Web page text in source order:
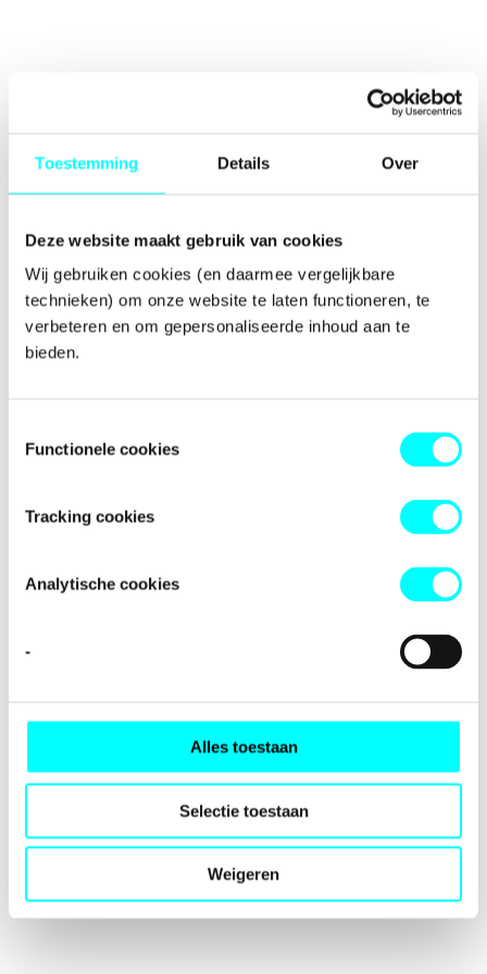
Toestemming Details Over
Deze website maakt gebruik van cookies
Wij gebruiken cookies (en daarmee vergelijkbare
technieken) om onze website te laten functioneren, te
verbeteren en om gepersonaliseerde inhoud aan te
bieden.
Functionele cookies
Tracking cookies
Analytische cookies
-
Alles toestaan
Selectie toestaan
Weigeren
-side exception has occurred while
browser consolefor